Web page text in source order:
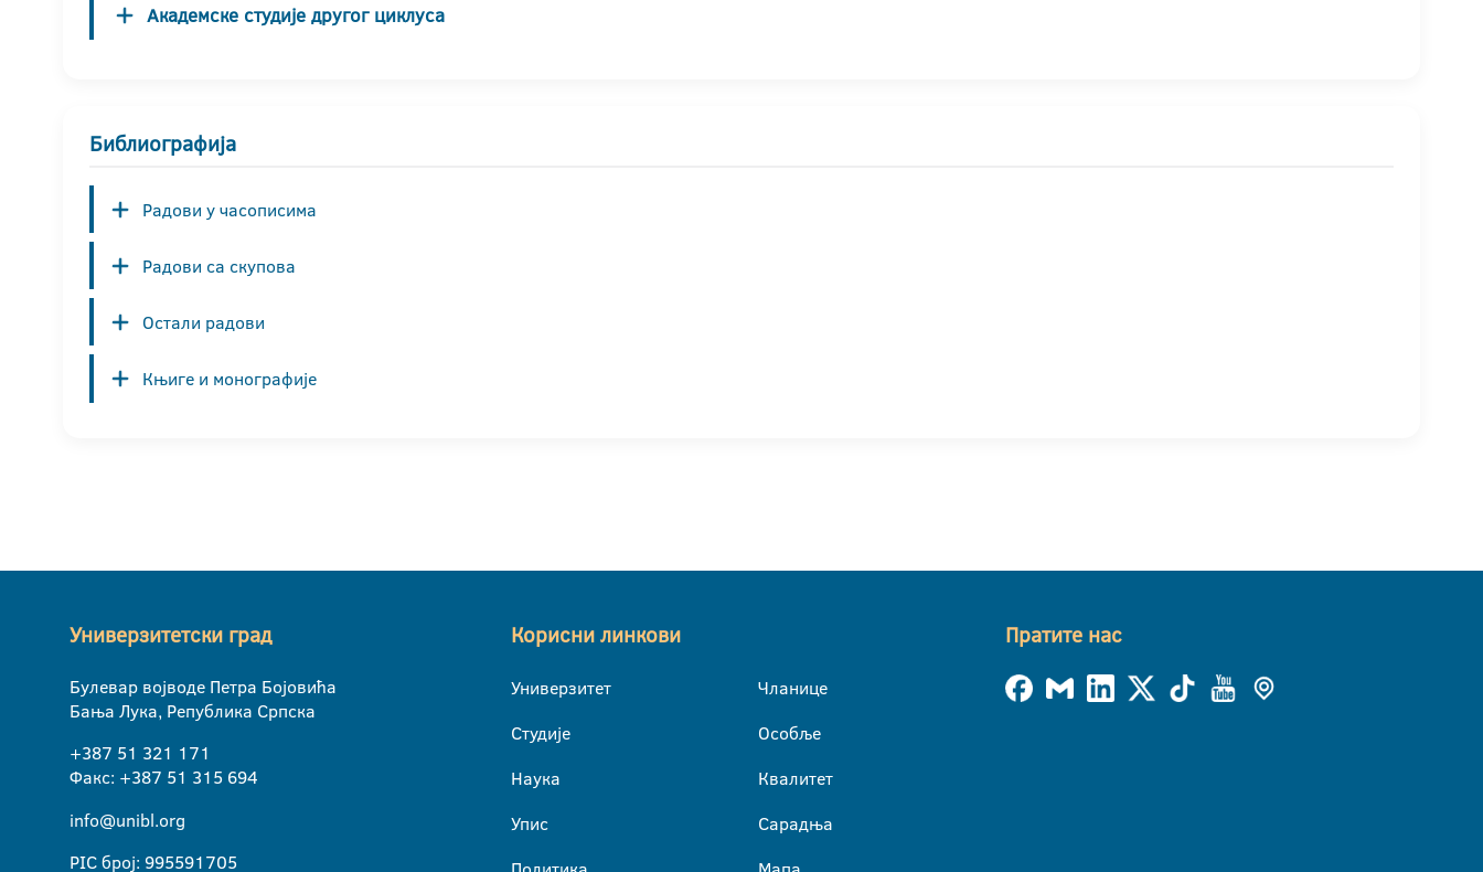
Академске студије другог циклуса
Библиографија
Радови у часописима
Радови са скупова
Остали радови
Књиге и монографије
Универзитетски град
Булевар војводе Петра Бојовића
Бања Лука, Република Српска
+387 51 321 171
Факс: +387 51 315 694
info@unibl.org
PIC број: 995591705
Корисни линкови
Универзитет
Студије
Наука
Упис
Чланице
Особље
Квалитет
Сарадња
Пратите нас